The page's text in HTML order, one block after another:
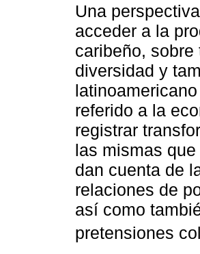
Una
acceder a la
caribeño,
diversidad y
referido a la
registrar
las mismas
dan cuenta de
relaciones de
así como
pretensiones